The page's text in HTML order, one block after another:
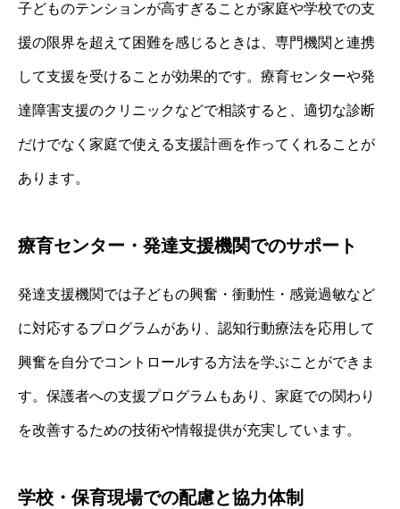
子どものテンションが高すぎることが家庭や学校での支
援の限界を超えて困難を感じるときは、専門機関と連携
して支援を受けることが効果的です。療育センターや発
達障害支援のクリニックなどで相談すると、適切な診断
だけでなく家庭で使える支援計画を作ってくれることが
あります。
療育センター・発達支援機関でのサポート
発達支援機関では子どもの興奮・衝動性・感覚過敏など
に対応するプログラムがあり、認知行動療法を応用して
興奮を自分でコントロールする方法を学ぶことができま
す。保護者への支援プログラムもあり、家庭での関わり
を改善するための技術や情報提供が充実しています。
学校・保育現場での配慮と協力体制